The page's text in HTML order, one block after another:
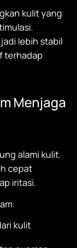
kulit yang
lebih stabil
terhadap
Menjaga
alami kulit.
cepat
iritasi.
kulit